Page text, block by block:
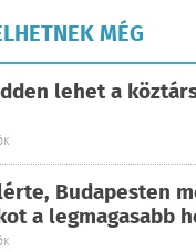
MÉG
lehet a
Budapesten
a legmagasabb